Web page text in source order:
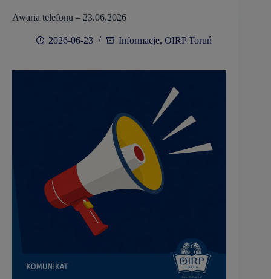
Awaria telefonu – 23.06.2026
2026-06-23 Informacje, OIRP Toruń